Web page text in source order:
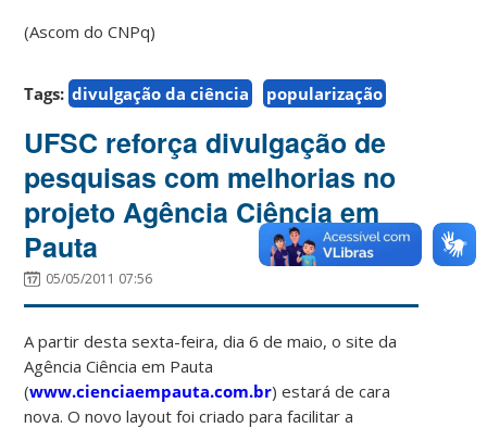
(Ascom do CNPq)
Tags: divulgação da ciência popularização
UFSC reforça divulgação de
pesquisas com melhorias no
projeto Agência Ciência em
Pauta
05/05/2011 07:56
A partir desta sexta-feira, dia 6 de maio, o site da
Agência Ciência em Pauta
(www.cienciaempauta.com.br) estará de cara
nova. O novo layout foi criado para facilitar a